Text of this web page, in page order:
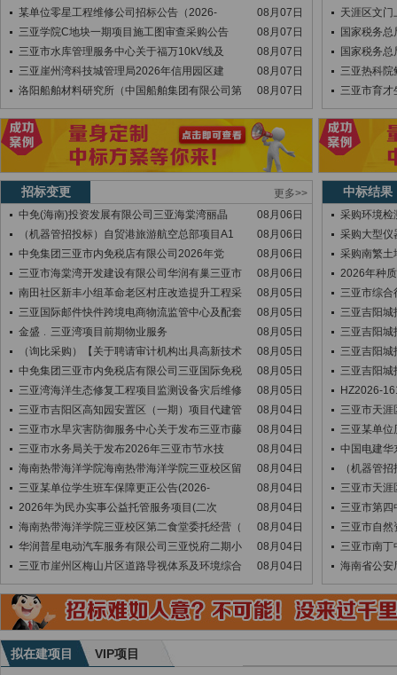
某单位零星工程维修公司招标公告（2026-
08月07日
三亚学院C地块一期项目施工图审查采购公告
08月07日
三亚市水库管理服务中心关于福万10kV线及
08月07日
三亚崖州湾科技城管理局2026年信用园区建
08月07日
洛阳船舶材料研究所（中国船舶集团有限公司第
08月07日
天涯区文
国家税务
国家税务
三亚热科
三亚市育
招标变更
更多>>
中免(海南)投资发展有限公司三亚海棠湾丽晶
08月06日
（机器管招投标）自贸港旅游航空总部项目A1
08月06日
中免集团三亚市内免税店有限公司2026年党
08月06日
三亚市海棠湾开发建设有限公司华润有巢三亚市
08月06日
南田社区新丰小组革命老区村庄改造提升工程采
08月05日
三亚国际邮件快件跨境电商物流监管中心及配套
08月05日
金盛﹒三亚湾项目前期物业服务
08月05日
（询比采购）【关于聘请审计机构出具高新技术
08月05日
中免集团三亚市内免税店有限公司三亚国际免税
08月05日
三亚湾海洋生态修复工程项目监测设备灾后维修
08月05日
三亚市吉阳区高知园安置区（一期）项目代建管
08月04日
三亚市水旱灾害防御服务中心关于发布三亚市藤
08月04日
三亚市水务局关于发布2026年三亚市节水技
08月04日
海南热带海洋学院海南热带海洋学院三亚校区留
08月04日
三亚某单位学生班车保障更正公告(2026-
08月04日
2026年为民办实事公益托管服务项目(二次
08月04日
海南热带海洋学院三亚校区第二食堂委托经营（
08月04日
华润普星电动汽车服务有限公司三亚悦府二期小
08月04日
三亚市崖州区梅山片区道路导视体系及环境综合
08月04日
中标结果
采购环境检
采购大型仪
采购南繁土
2026年种
三亚市综
三亚吉阳
三亚吉阳
三亚吉阳
三亚吉阳
HZ2026-
三亚市天
三亚某单
中国电建
（机器管
三亚市天
三亚市第
三亚市自
三亚市南
海南省公安
拟在建项目 VIP项目